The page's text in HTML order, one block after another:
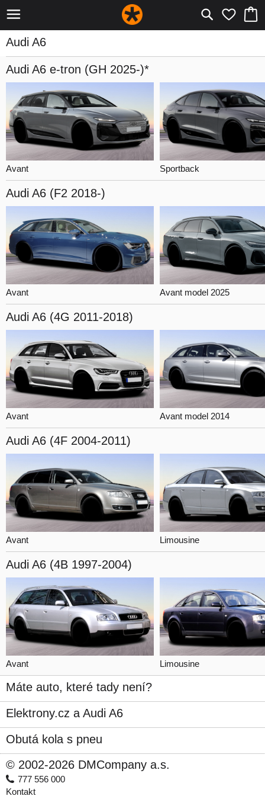
Audi A6
Audi A6 e-tron (GH 2025-)*
Avant Sportback
Audi A6 (F2 2018-)
Avant Avant model 2025
Audi A6 (4G 2011-2018)
Avant Avant model 2014
Audi A6 (4F 2004-2011)
Avant Limousine
Audi A6 (4B 1997-2004)
Avant Limousine
Máte auto, které tady není?
Elektrony.cz a Audi A6
Obutá kola s pneu
© 2002-2026 DMCompany a.s.
777 556 000
Kontakt